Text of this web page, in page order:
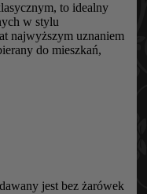
to idealny
w stylu
najwyższym uznaniem
do mieszkań,
jest bez żarówek